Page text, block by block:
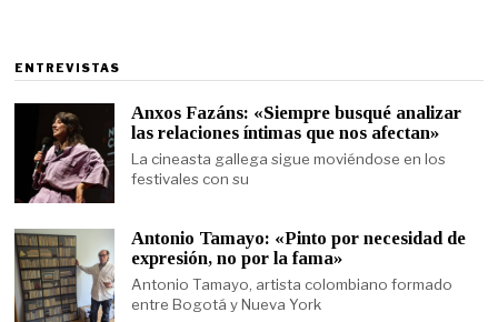
ENTREVISTAS
Anxos Fazáns: «Siempre busqué analizar
las relaciones íntimas que nos afectan»
La cineasta gallega sigue moviéndose en los
festivales con su
Antonio Tamayo: «Pinto por necesidad de
expresión, no por la fama»
Antonio Tamayo, artista colombiano formado
entre Bogotá y Nueva York